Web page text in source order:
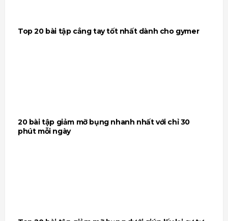
Top 20 bài tập cẳng tay tốt nhất dành cho gymer
20 bài tập giảm mỡ bụng nhanh nhất với chỉ 30
phút mỗi ngày